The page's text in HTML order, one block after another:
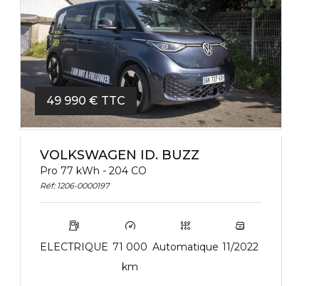
49 990 € TTC
VOLKSWAGEN ID. BUZZ
Pro 77 kWh - 204 CO
Réf: 1206-0000197
ELECTRIQUE 71 000
km
Automatique 11/2022